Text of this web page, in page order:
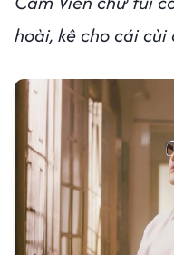
hoài, kê cho cái cùi